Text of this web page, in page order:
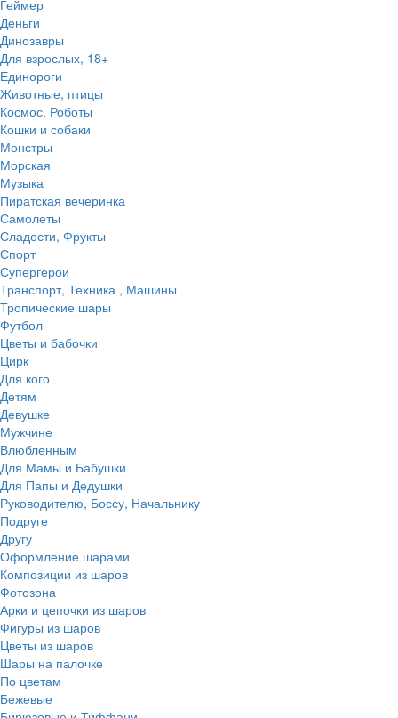
Геймер
Деньги
Динозавры
Для взрослых, 18+
Единороги
Животные, птицы
Космос, Роботы
Кошки и собаки
Монстры
Морская
Музыка
Пиратская вечеринка
Самолеты
Сладости, Фрукты
Спорт
Супергерои
Транспорт, Техника , Машины
Тропические шары
Футбол
Цветы и бабочки
Цирк
Для кого
Детям
Девушке
Мужчине
Влюбленным
Для Мамы и Бабушки
Для Папы и Дедушки
Руководителю, Боссу, Начальнику
Подруге
Другу
Оформление шарами
Композиции из шаров
Фотозона
Арки и цепочки из шаров
Фигуры из шаров
Цветы из шаров
Шары на палочке
По цветам
Бежевые